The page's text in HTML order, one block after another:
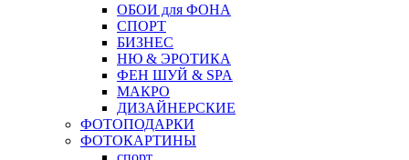
ОБОИ для ФОНА
СПОРТ
БИЗНЕС
НЮ & ЭРОТИКА
ФЕН ШУЙ & SPA
МАКРО
ДИЗАЙНЕРСКИЕ
ФОТОПОДАРКИ
ФОТОКАРТИНЫ
спорт